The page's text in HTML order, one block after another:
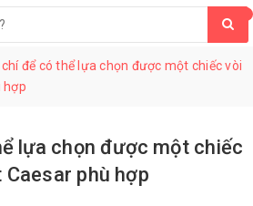
để có thể lựa chọn được một chiếc vòi
hợp
lựa chọn được một chiếc
phù hợp